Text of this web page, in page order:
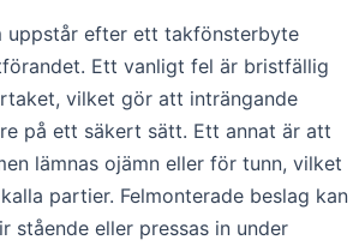
uppstår efter ett takfönsterbyte
Ett vanligt fel är bristfällig
vilket gör att inträngande
på ett säkert sätt. Ett annat är att
lämnas ojämn eller för tunn, vilket
partier. Felmonterade beslag kan
stående eller pressas in under